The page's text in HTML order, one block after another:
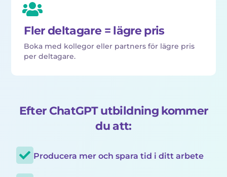
Fler deltagare = lägre pris
Boka med kollegor eller partners för lägre pris
per deltagare.
Efter ChatGPT utbildning kommer
du att:
Producera mer och spara tid i ditt arbete